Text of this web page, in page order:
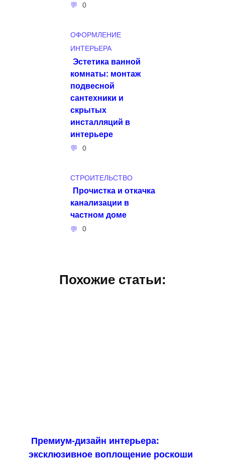
0
ОФОРМЛЕНИЕ
ИНТЕРЬЕРА
Эстетика ванной
комнаты: монтаж
подвесной
сантехники и
скрытых
инсталляций в
интерьере
0
СТРОИТЕЛЬСТВО
Прочистка и откачка
канализации в
частном доме
0
Похожие статьи:
Премиум-дизайн интерьера:
эксклюзивное воплощение роскоши